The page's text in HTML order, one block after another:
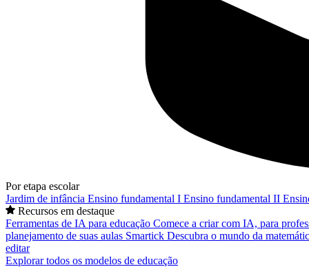
Por etapa escolar
Jardim de infância Ensino fundamental I Ensino fundamental II
Recursos em destaque
Ferramentas de IA para educação Comece a criar com IA, para
planejamento de suas aulas Smartick Descubra o mundo da
editar
Explorar todos os modelos de educação